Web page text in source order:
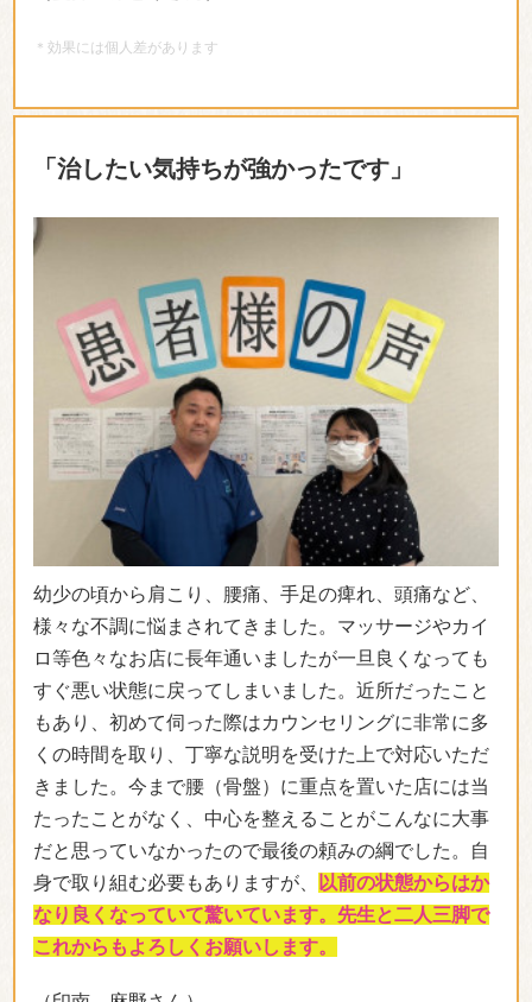
お客様の 喜びの声が
＼ 信頼の証です！／
「なごやかで、アットホームな院内でし
た」